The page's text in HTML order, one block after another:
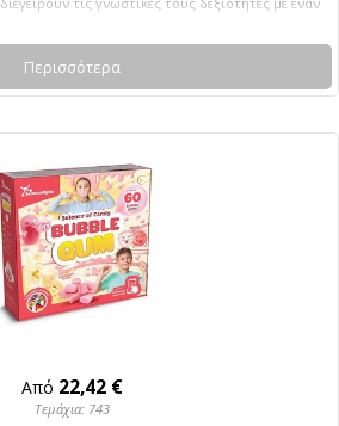
235 x 22 mm
Περισσότερα
Από 22,42 €
Τεμάχια: 743